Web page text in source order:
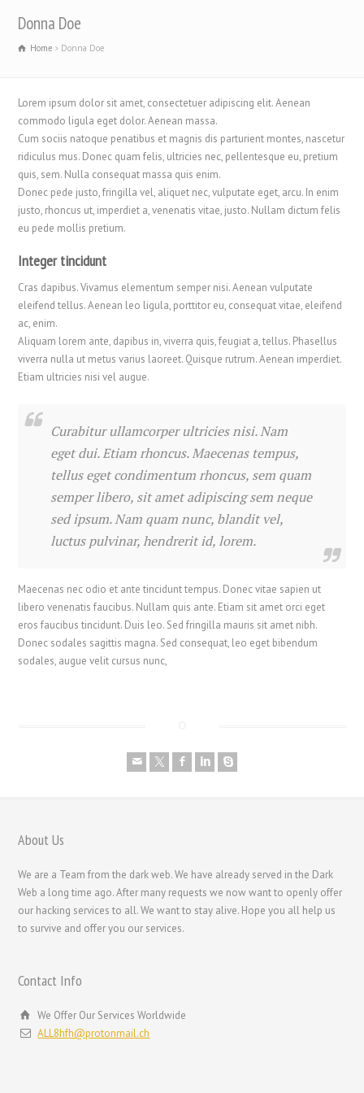
Donna Doe
Home Donna Doe
Lorem ipsum dolor sit amet, consectetuer adipiscing elit. Aenean
commodo ligula eget dolor. Aenean massa.
Cum sociis natoque penatibus et magnis dis parturient montes, nascetur
ridiculus mus. Donec quam felis, ultricies nec, pellentesque eu, pretium
quis, sem. Nulla consequat massa quis enim.
Donec pede justo, fringilla vel, aliquet nec, vulputate eget, arcu. In enim
justo, rhoncus ut, imperdiet a, venenatis vitae, justo. Nullam dictum felis
eu pede mollis pretium.
Integer tincidunt
Cras dapibus. Vivamus elementum semper nisi. Aenean vulputate
eleifend tellus. Aenean leo ligula, porttitor eu, consequat vitae, eleifend
ac, enim.
Aliquam lorem ante, dapibus in, viverra quis, feugiat a, tellus. Phasellus
viverra nulla ut metus varius laoreet. Quisque rutrum. Aenean imperdiet.
Etiam ultricies nisi vel augue.
Curabitur ullamcorper ultricies nisi. Nam
eget dui. Etiam rhoncus. Maecenas tempus,
tellus eget condimentum rhoncus, sem quam
semper libero, sit amet adipiscing sem neque
sed ipsum. Nam quam nunc, blandit vel,
luctus pulvinar, hendrerit id, lorem.
Maecenas nec odio et ante tincidunt tempus. Donec vitae sapien ut
libero venenatis faucibus. Nullam quis ante. Etiam sit amet orci eget
eros faucibus tincidunt. Duis leo. Sed fringilla mauris sit amet nibh.
Donec sodales sagittis magna. Sed consequat, leo eget bibendum
sodales, augue velit cursus nunc,
About Us
We are a Team from the dark web. We have already served in the Dark
Web a long time ago. After many requests we now want to openly offer
our hacking services to all. We want to stay alive. Hope you all help us
to survive and offer you our services.
Contact Info
We Offer Our Services Worldwide
ALL8hfh@protonmail.ch
Français de Belgique
Italiano
日本語
Polski
Svenska
简体中文
香港中文